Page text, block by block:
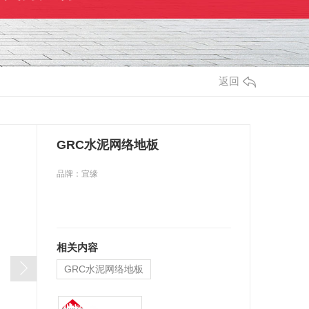
返回
GRC水泥网络地板
品牌：宜缘
相关内容
GRC水泥网络地板